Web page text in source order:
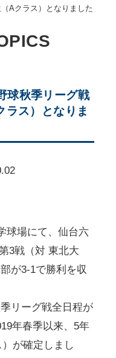
Aクラス）となりました
球秋季リーグ戦
ラス）となりま
球場にて、仙台六
3戦（対 東北大
が3-1で勝利を収
リーグ戦全日程が
年春季以来、5年
が確定しまし